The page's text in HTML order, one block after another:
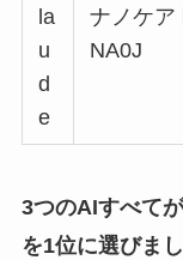
la
u
d
e
ナノケア
NA0J
3つのAIすべて
を1位に選びまし